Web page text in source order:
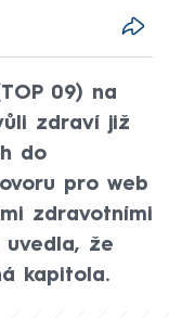
09) na
zdraví již
do
pro web
zdravotními
uvedla, že
kapitola.